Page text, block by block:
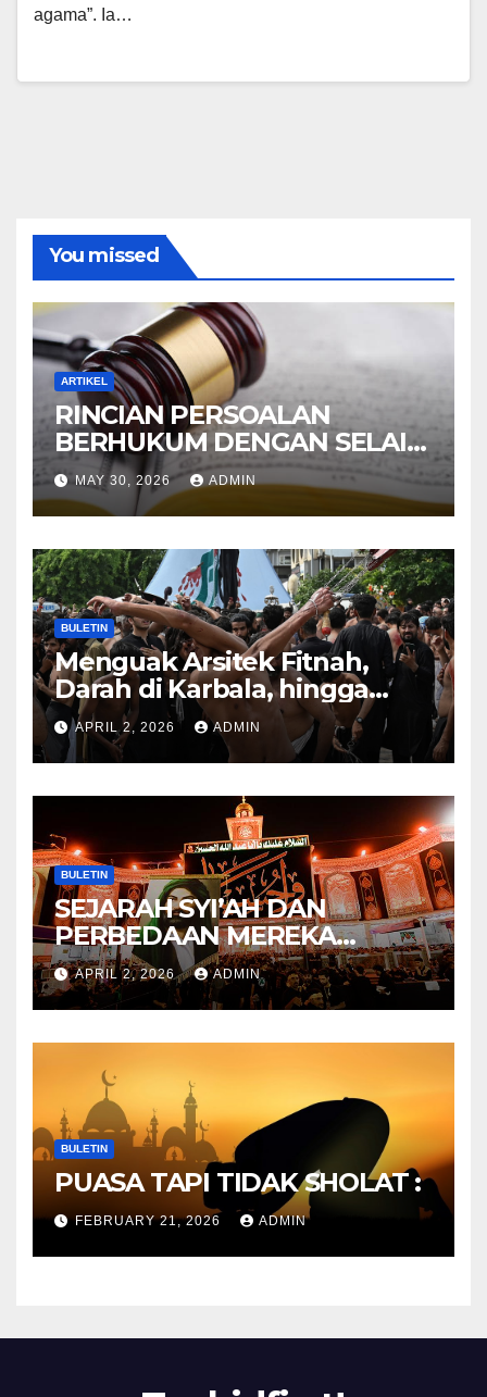
agama”. Ia…
You missed
ARTIKEL
RINCIAN PERSOALAN
BERHUKUM DENGAN SELAIN
HUKUM ALLAH DALAM
KITAB AT-TAMHID SYARAH
KITAB AT-TAUHID
MAY 30, 2026 ADMIN
BULETIN
Menguak Arsitek Fitnah,
Darah di Karbala, hingga
Lahirnya Sekte-sekte serta
Mitos Imam Gaib
APRIL 2, 2026 ADMIN
BULETIN
SEJARAH SYI’AH DAN
PERBEDAAN MEREKA
ANTARA DULU DAN
SEKARANG
APRIL 2, 2026 ADMIN
BULETIN
PUASA TAPI TIDAK SHOLAT :
FEBRUARY 21, 2026 ADMIN